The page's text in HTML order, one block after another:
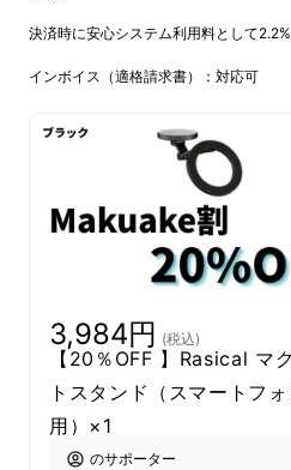
決済時に安心システム利用料として
インボイス（適格請求書）：対応可
3,984円 (税込)
【20％OFF 】Rasical マ
トスタンド（スマートフ
用）×1
のサポーター